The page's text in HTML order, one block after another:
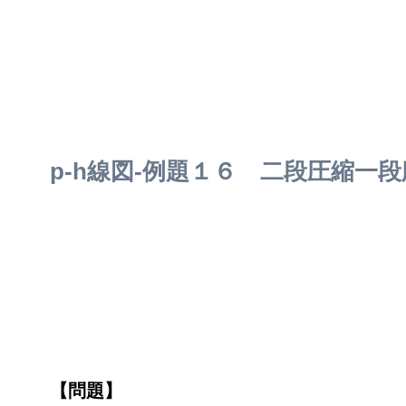
p-h線図-例題１６ 二段圧縮一段
【問題】